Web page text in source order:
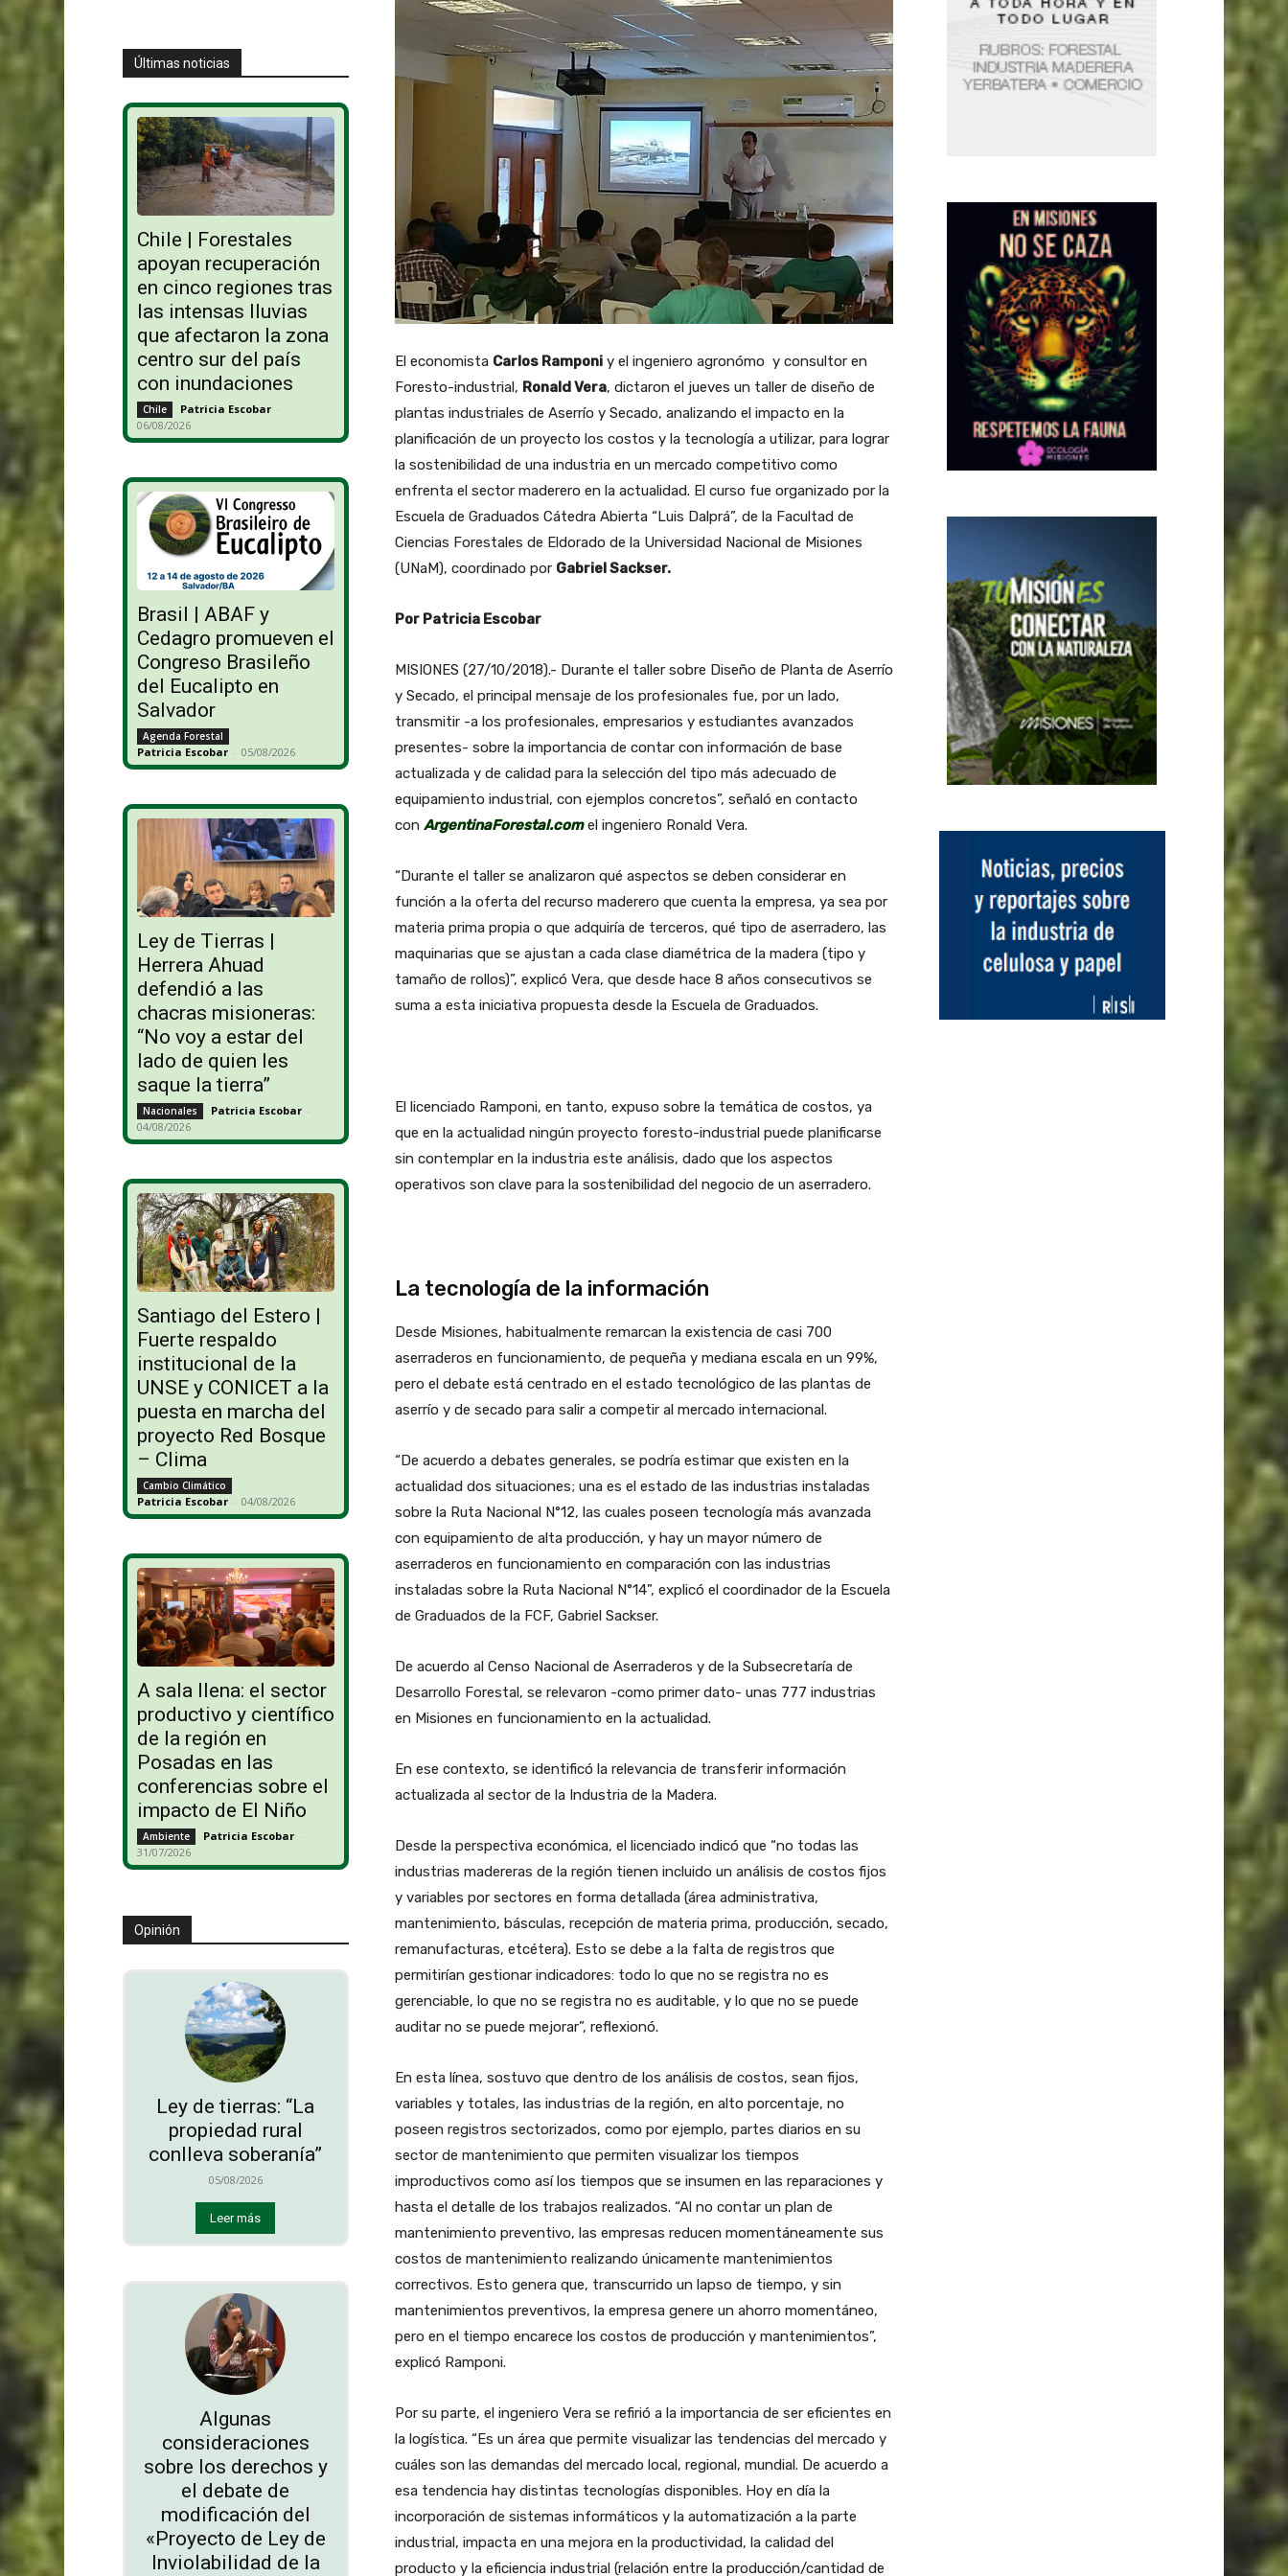
Últimas noticias
Chile | Forestales
apoyan recuperación
en cinco regiones tras
las intensas lluvias
que afectaron la zona
centro sur del país
con inundaciones
Chile Patricia Escobar -
06/08/2026
Brasil | ABAF y
Cedagro promueven el
Congreso Brasileño
del Eucalipto en
Salvador
Agenda Forestal
Patricia Escobar - 05/08/2026
Ley de Tierras |
Herrera Ahuad
defendió a las
chacras misioneras:
“No voy a estar del
lado de quien les
saque la tierra”
Nacionales Patricia Escobar -
04/08/2026
Santiago del Estero |
Fuerte respaldo
institucional de la
UNSE y CONICET a la
puesta en marcha del
proyecto Red Bosque
– Clima
Cambio Climático
Patricia Escobar - 04/08/2026
A sala llena: el sector
productivo y científico
de la región en
Posadas en las
conferencias sobre el
impacto de El Niño
Ambiente Patricia Escobar -
31/07/2026
Opinión
Ley de tierras: “La
propiedad rural
conlleva soberanía”
05/08/2026
Leer más
Algunas
consideraciones
sobre los derechos y
el debate de
modificación del
«Proyecto de Ley de
Inviolabilidad de la
El economista Carlos Ramponiy el ingeniero agronómo y consultor en
Foresto-industrial, Ronald Vera, dictaron el jueves un taller de diseño de
plantas industriales de Aserrío y Secado, analizando el impacto en la
planificación de un proyecto los costos y la tecnología a utilizar, para lograr
la sostenibilidad de una industria en un mercado competitivo como
enfrenta el sector maderero en la actualidad. El curso fue organizado por la
Escuela de Graduados Cátedra Abierta “Luis Dalprá”, de la Facultad de
Ciencias Forestales de Eldorado de la Universidad Nacional de Misiones
(UNaM), coordinado por Gabriel Sackser.
Por Patricia Escobar
MISIONES (27/10/2018).- Durante el taller sobre Diseño de Planta de Aserrío
y Secado, el principal mensaje de los profesionales fue, por un lado,
transmitir -a los profesionales, empresarios y estudiantes avanzados
presentes- sobre la importancia de contar con información de base
actualizada y de calidad para la selección del tipo más adecuado de
equipamiento industrial, con ejemplos concretos”, señaló en contacto
con ArgentinaForestal.comel ingeniero Ronald Vera.
“Durante el taller se analizaron qué aspectos se deben considerar en
función a la oferta del recurso maderero que cuenta la empresa, ya sea por
materia prima propia o que adquiría de terceros, qué tipo de aserradero, las
maquinarias que se ajustan a cada clase diamétrica de la madera (tipo y
tamaño de rollos)”, explicó Vera, que desde hace 8 años consecutivos se
suma a esta iniciativa propuesta desde la Escuela de Graduados.
El licenciado Ramponi, en tanto, expuso sobre la temática de costos, ya
que en la actualidad ningún proyecto foresto-industrial puede planificarse
sin contemplar en la industria este análisis, dado que los aspectos
operativos son clave para la sostenibilidad del negocio de un aserradero.
La tecnología de la información
Desde Misiones, habitualmente remarcan la existencia de casi 700
aserraderos en funcionamiento, de pequeña y mediana escala en un 99%,
pero el debate está centrado en el estado tecnológico de las plantas de
aserrío y de secado para salir a competir al mercado internacional.
“De acuerdo a debates generales, se podría estimar que existen en la
actualidad dos situaciones; una es el estado de las industrias instaladas
sobre la Ruta Nacional N°12, las cuales poseen tecnología más avanzada
con equipamiento de alta producción, y hay un mayor número de
aserraderos en funcionamiento en comparación con las industrias
instaladas sobre la Ruta Nacional N°14”, explicó el coordinador de la Escuela
de Graduados de la FCF, Gabriel Sackser.
De acuerdo al Censo Nacional de Aserraderos y de la Subsecretaría de
Desarrollo Forestal, se relevaron -como primer dato- unas 777 industrias
en Misiones en funcionamiento en la actualidad.
En ese contexto, se identificó la relevancia de transferir información
actualizada al sector de la Industria de la Madera.
Desde la perspectiva económica, el licenciado indicó que “no todas las
industrias madereras de la región tienen incluido un análisis de costos fijos
y variables por sectores en forma detallada (área administrativa,
mantenimiento, básculas, recepción de materia prima, producción, secado,
remanufacturas, etcétera). Esto se debe a la falta de registros que
permitirían gestionar indicadores: todo lo que no se registra no es
gerenciable, lo que no se registra no es auditable, y lo que no se puede
auditar no se puede mejorar”, reflexionó.
En esta línea, sostuvo que dentro de los análisis de costos, sean fijos,
variables y totales, las industrias de la región, en alto porcentaje, no
poseen registros sectorizados, como por ejemplo, partes diarios en su
sector de mantenimiento que permiten visualizar los tiempos
improductivos como así los tiempos que se insumen en las reparaciones y
hasta el detalle de los trabajos realizados. “Al no contar un plan de
mantenimiento preventivo, las empresas reducen momentáneamente sus
costos de mantenimiento realizando únicamente mantenimientos
correctivos. Esto genera que, transcurrido un lapso de tiempo, y sin
mantenimientos preventivos, la empresa genere un ahorro momentáneo,
pero en el tiempo encarece los costos de producción y mantenimientos”,
explicó Ramponi.
Por su parte, el ingeniero Vera se refirió a la importancia de ser eficientes en
la logística. “Es un área que permite visualizar las tendencias del mercado y
cuáles son las demandas del mercado local, regional, mundial. De acuerdo a
esa tendencia hay distintas tecnologías disponibles. Hoy en día la
incorporación de sistemas informáticos y la automatización a la parte
industrial, impacta en una mejora en la productividad, la calidad del
producto y la eficiencia industrial (relación entre la producción/cantidad de